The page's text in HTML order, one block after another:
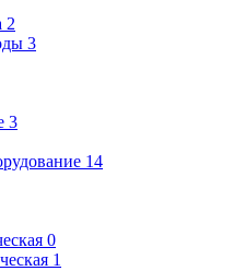
2
3
3
14
0
1